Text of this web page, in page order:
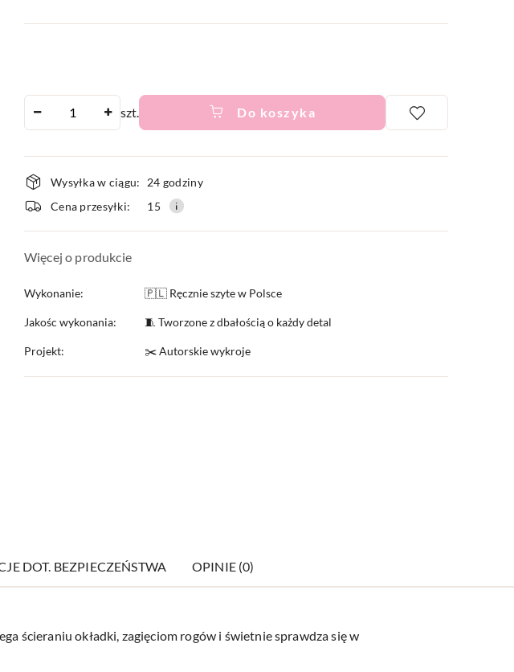
szt. Do koszyka
Dostępność
i
dostawa
Wysyłka w ciągu:
24 godziny
Cena przesyłki:
15
Więcej o produkcie
Wykonanie: 🇵🇱 Ręcznie szyte w Polsce
Jakośc wykonania: 🧵 Tworzone z dbałością o każdy detal
Projekt: ✂️ Autorskie wykroje
DOT. BEZPIECZEŃSTWA OPINIE (0)
ścieraniu okładki, zagięciom rogów i świetnie sprawdza się w